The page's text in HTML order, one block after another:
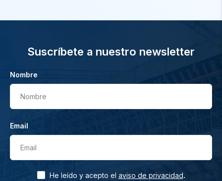
Suscríbete a nuestro newsletter
Nombre
Nombre
Email
Email
He leído y acepto el aviso de privacidad.